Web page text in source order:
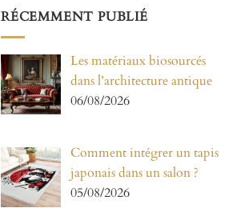
RÉCEMMENT PUBLIÉ
Les matériaux biosourcés
dans l’architecture antique
06/08/2026
Comment intégrer un tapis
japonais dans un salon ?
05/08/2026